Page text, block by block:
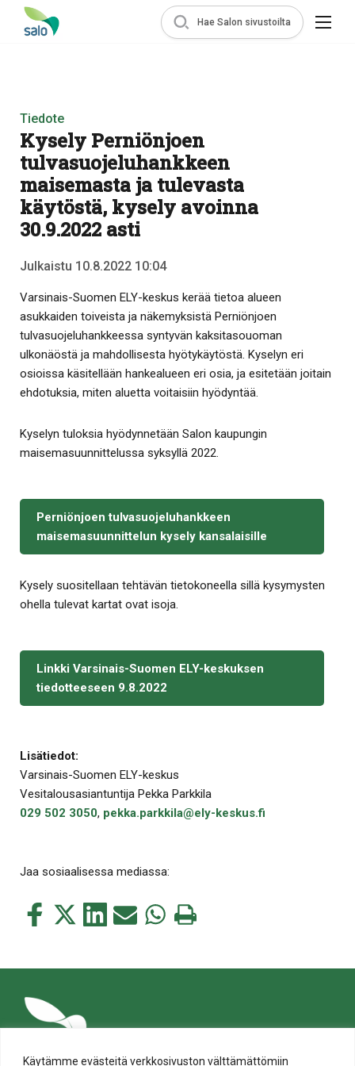
Käytämme evästeitä verkkosivuston välttämättömiin
Hae Salon sivustoilta
Tiedote
Kysely Perniönjoen
tulvasuojeluhankkeen
maisemasta ja tulevasta
käytöstä, kysely avoinna
30.9.2022 asti
Julkaistu 10.8.2022 10:04
Varsinais-Suomen ELY-keskus kerää tietoa alueen
asukkaiden toiveista ja näkemyksistä Perniönjoen
tulvasuojeluhankkeessa syntyvän kaksitasouoman
ulkonäöstä ja mahdollisesta hyötykäytöstä. Kyselyn eri
osioissa käsitellään hankealueen eri osia, ja esitetään joitain
ehdotuksia, miten aluetta voitaisiin hyödyntää.
Kyselyn tuloksia hyödynnetään Salon kaupungin
maisemasuunnittelussa syksyllä 2022.
Perniönjoen tulvasuojeluhankkeen
maisemasuunnittelun kysely kansalaisille
Kysely suositellaan tehtävän tietokoneella sillä kysymysten
ohella tulevat kartat ovat isoja.
Linkki Varsinais-Suomen ELY-keskuksen
tiedotteeseen 9.8.2022
Lisätiedot:
Varsinais-Suomen ELY-keskus
Vesitalousasiantuntija Pekka Parkkila
029 502 3050, pekka.parkkila@ely-keskus.fi
Jaa sosiaalisessa mediassa:
Jaa
Jaa
Jaa Jaa Jaa Tulosta